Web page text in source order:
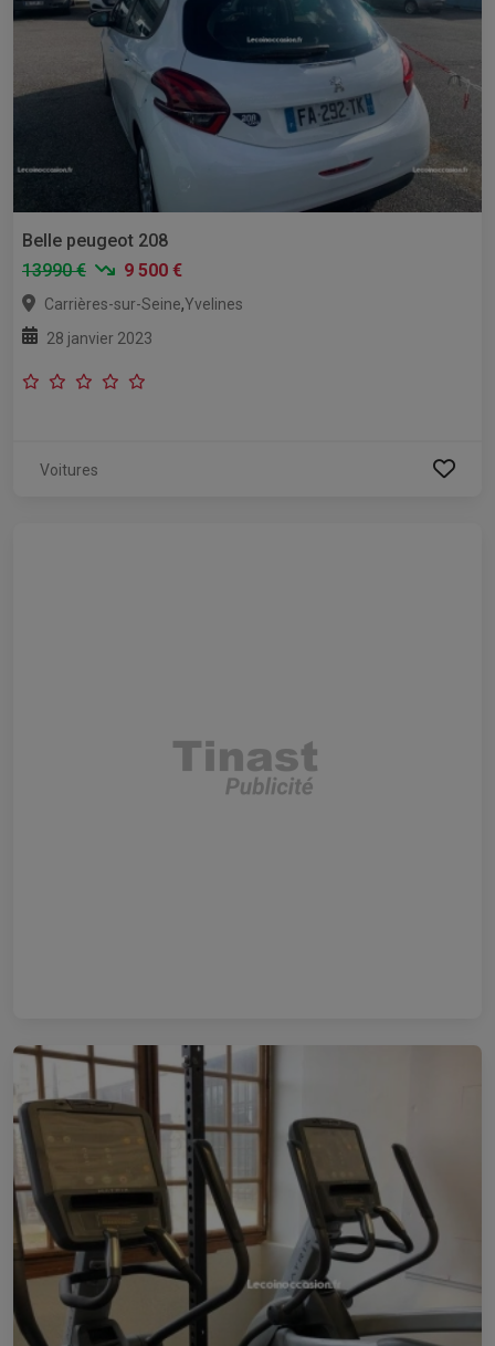
Belle peugeot 208
13990 €
9 500 €
Carrières-sur-Seine,Yvelines
28 janvier 2023
Voitures